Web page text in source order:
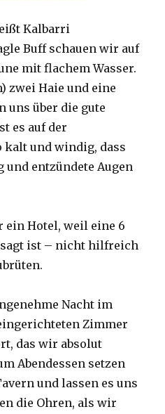
Kalbarri
Buff schauen wir auf
mit flachem Wasser.
zwei Haie und eine
uns über die gute
es auf der
und windig, dass
entzündete Augen
Hotel, weil eine 6
ist – nicht hilfreich
Nacht im
Zimmer
das wir absolut
Abendessen setzen
und lassen es uns
die Ohren, als wir